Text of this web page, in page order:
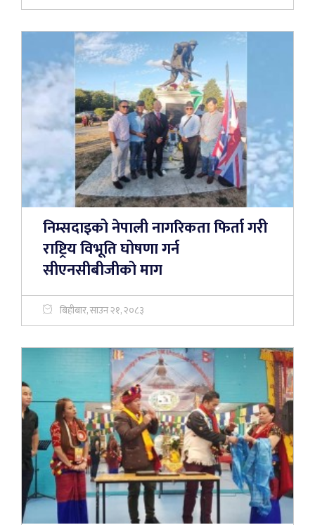
निम्सदाइको नेपाली नागरिकता फिर्ता गरी
राष्ट्रिय विभूति घोषणा गर्न
सीएनसीबीजीको माग
बिहीबार, साउन २१, २०८३